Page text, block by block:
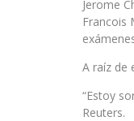
Jerome
Francois
A raíz de
“Estoy
Reuters.